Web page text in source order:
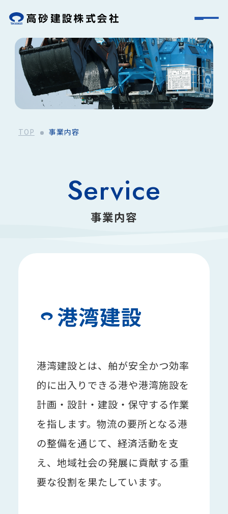
TOP 事業内容
Service
事業内容
港湾建設
港湾建設とは、舶が安全かつ効率
的に出入りできる港や港湾施設を
計画・設計・建設・保守する作業
を指します。物流の要所となる港
の整備を通じて、経済活動を支
え、地域社会の発展に貢献する重
要な役割を果たしています。